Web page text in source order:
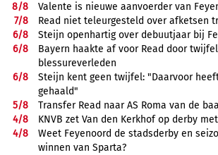
8/8
Valente is nieuwe aanvoerder van
7/8
Read niet teleurgesteld over afketsen
6/8
Steijn openhartig over debuutjaar bij
6/8
Bayern haakte af voor Read door
blessureverleden
6/8
Steijn kent geen twijfel: "Daarvoor
gehaald"
5/8
Transfer Read naar AS Roma van de
4/8
KNVB zet Van den Kerkhof op derby
4/8
Weet Feyenoord de stadsderby en
winnen van Sparta?